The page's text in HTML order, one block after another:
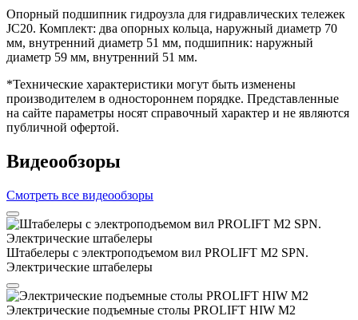
Опорный подшипник гидроузла для гидравлических тележек
JC20. Комплект: два опорных кольца, наружный диаметр 70
мм, внутренний диаметр 51 мм, подшипник: наружный
диаметр 59 мм, внутренний 51 мм.
*Технические характеристики могут быть изменены
производителем в одностороннем порядке. Представленные
на сайте параметры носят справочный характер и не являются
публичной офертой.
Видеообзоры
Смотреть все видеообзоры
Штабелеры с электроподъемом вил PROLIFT M2 SPN.
Электрические штабелеры
Электрические подъемные столы PROLIFT HIW M2